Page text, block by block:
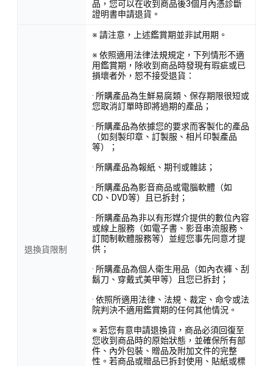
品，您可以在收到商品後3個月內憑診斷
證明書申請退貨。
退換貨限制
※ 請注意，上述鑑賞期並非試用期。
※ 依照適用法律法規規定，下列情形不適
用鑑賞期，除收到商品時發現有瑕疵或已
損壞者外，恕不接受退貨：
· 所購產品為生鮮易腐類、保存期限很短或
您取消訂單時即將過期的產品；
· 所購產品為依據您的要求而客製化的產品
（如刻製印章、訂製服、相片印製產品
等）；
· 所購產品為報紙、期刊或雜誌；
· 所購產品為影音商品或電腦軟體（如
CD、DVD等）且已拆封；
· 所購產品為非以有形媒介提供的數位內容
或線上服務（如電子書、影音串流服務、
訂閱制軟體服務等）並經您事先同意才提
供；
· 所購產品為個人衛生用品（如內衣褲、刮
鬍刀、穿戴式美甲等）且您已拆封；
· 依照所適用法律、法規、裁定、命令或法
院判決不適用鑑賞期的任何其他情況。
※ 若您有意申請退換貨，商品必須回復至
您收到商品時的原始狀態，並確保所有部
件、內外包裝、贈品及附加文件的完整
性。若商品或贈品已拆封使用、貼紙或標